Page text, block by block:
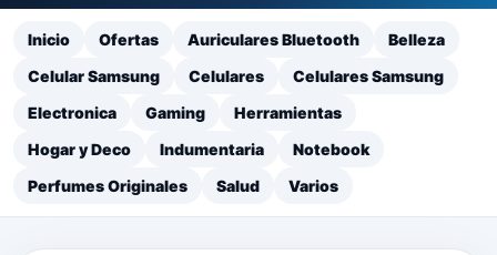
Inicio Ofertas Auriculares Bluetooth
Belleza
Celular Samsung
Celulares
Celulares Samsung
Electronica
Gaming
Herramientas
Hogar y Deco
Indumentaria
Notebook
Perfumes Originales
Salud Varios